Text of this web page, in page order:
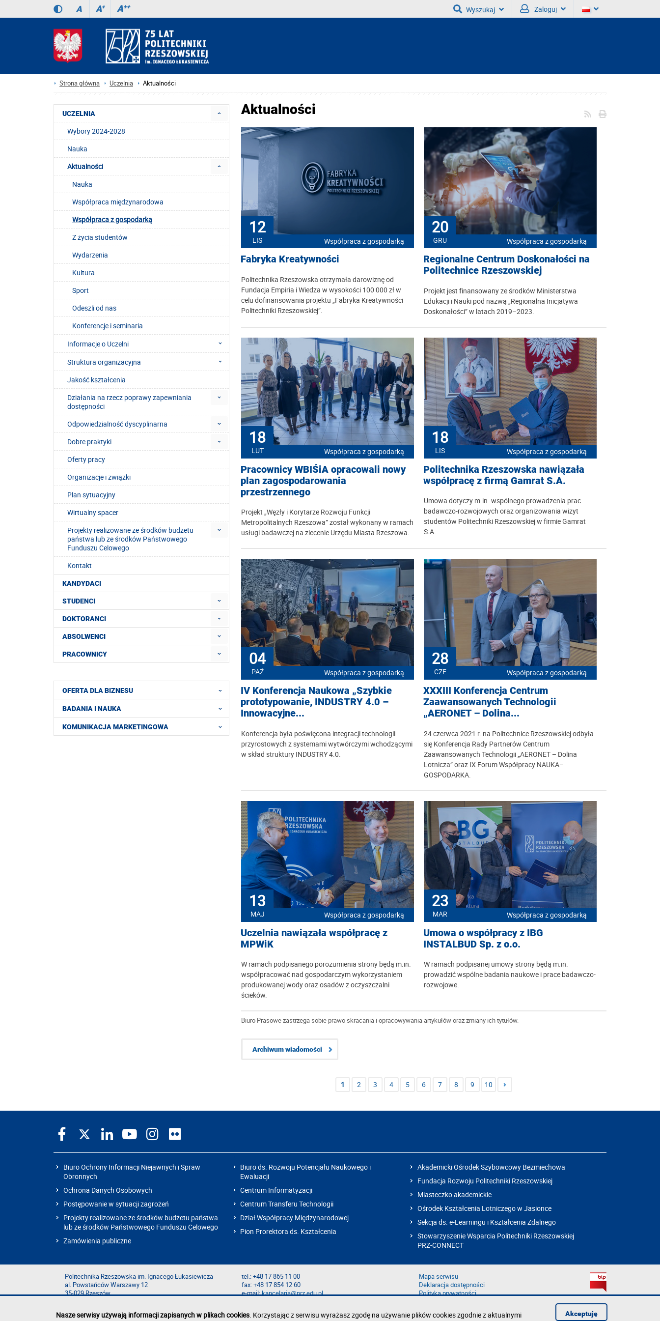
A A+ A++ Wyszukaj Zaloguj
Strona główna Uczelnia Aktualności
Aktualności
12
LIS Współpraca z gospodarką
Fabryka Kreatywności
Politechnika Rzeszowska otrzymała darowiznę od
Fundacja Empiria i Wiedza w wysokości 100 000 zł w
celu dofinansowania projektu „Fabryka Kreatywności
Politechniki Rzeszowskiej”.
20
GRU Współpraca z gospodarką
Regionalne Centrum Doskonałości na
Politechnice Rzeszowskiej
Projekt jest finansowany ze środków Ministerstwa
Edukacji i Nauki pod nazwą „Regionalna Inicjatywa
Doskonałości” w latach 2019–2023.
18
LUT Współpraca z gospodarką
Pracownicy WBIŚiA opracowali nowy
plan zagospodarowania
przestrzennego
Projekt „Węzły i Korytarze Rozwoju Funkcji
Metropolitalnych Rzeszowa” został wykonany w ramach
usługi badawczej na zlecenie Urzędu Miasta Rzeszowa.
18
LIS Współpraca z gospodarką
Politechnika Rzeszowska nawiązała
współpracę z firmą Gamrat S.A.
Umowa dotyczy m.in. wspólnego prowadzenia prac
badawczo-rozwojowych oraz organizowania wizyt
studentów Politechniki Rzeszowskiej w firmie Gamrat
S.A.
04
PAŹ Współpraca z gospodarką
IV Konferencja Naukowa „Szybkie
prototypowanie, INDUSTRY 4.0 –
Innowacyjne...
Konferencja była poświęcona integracji technologii
przyrostowych z systemami wytwórczymi wchodzącymi
w skład struktury INDUSTRY 4.0.
28
CZE Współpraca z gospodarką
XXXIII Konferencja Centrum
Zaawansowanych Technologii
„AERONET – Dolina...
24 czerwca 2021 r. na Politechnice Rzeszowskiej odbyła
się Konferencja Rady Partnerów Centrum
Zaawansowanych Technologii „AERONET – Dolina
Lotnicza” oraz IX Forum Współpracy NAUKA–
GOSPODARKA.
13
MAJ Współpraca z gospodarką
Uczelnia nawiązała współpracę z
MPWiK
W ramach podpisanego porozumienia strony będą m.in.
współpracować nad gospodarczym wykorzystaniem
produkowanej wody oraz osadów z oczyszczalni
ścieków.
23
MAR Współpraca z gospodarką
Umowa o współpracy z IBG
INSTALBUD Sp. z o.o.
W ramach podpisanej umowy strony będą m.in.
prowadzić wspólne badania naukowe i prace badawczo-
rozwojowe.
Biuro Prasowe zastrzega sobie prawo skracania i opracowywania artykułów oraz zmiany ich tytułów.
Archiwum wiadomości
1 2 3 4 5 6 7 8 9 10
UCZELNIA
Wybory 2024-2028
Nauka
Aktualności
Nauka
Współpraca międzynarodowa
Współpraca z gospodarką
Z życia studentów
Wydarzenia
Kultura
Sport
Odeszli od nas
Konferencje i seminaria
Informacje o Uczelni
Struktura organizacyjna
Jakość kształcenia
Działania na rzecz poprawy zapewniania
dostępności
Odpowiedzialność dyscyplinarna
Dobre praktyki
Oferty pracy
Organizacje i związki
Plan sytuacyjny
Wirtualny spacer
Projekty realizowane ze środków budżetu
państwa lub ze środków Państwowego
Funduszu Celowego
Kontakt
KANDYDACI
STUDENCI
DOKTORANCI
ABSOLWENCI
PRACOWNICY
OFERTA DLA BIZNESU
BADANIA I NAUKA
KOMUNIKACJA MARKETINGOWA
Biuro Ochrony Informacji Niejawnych i Spraw
Obronnych
Ochrona Danych Osobowych
Postępowanie w sytuacji zagrożeń
Projekty realizowane ze środków budżetu państwa
lub ze środków Państwowego Funduszu Celowego
Zamówienia publiczne
Biuro ds. Rozwoju Potencjału Naukowego i
Ewaluacji
Centrum Informatyzacji
Centrum Transferu Technologii
Dział Współpracy Międzynarodowej
Pion Prorektora ds. Kształcenia
Akademicki Ośrodek Szybowcowy Bezmiechowa
Fundacja Rozwoju Politechniki Rzeszowskiej
Miasteczko akademickie
Ośrodek Kształcenia Lotniczego w Jasionce
Sekcja ds. e-Learningu i Kształcenia Zdalnego
Stowarzyszenie Wsparcia Politechniki Rzeszowskiej
PRZ-CONNECT
Politechnika Rzeszowska im. Ignacego Łukasiewicza
al. Powstańców Warszawy 12
35-029 Rzeszów
tel.: +48 17 865 11 00
fax: +48 17 854 12 60
e-mail:kancelaria@prz.edu.pl
Mapa serwisu
Deklaracja dostępności
Polityka prywatności
Nasze serwisy używają informacji zapisanych w plikach cookies. Korzystając z serwisu wyrażasz zgodę na używanie plików cookies zgodnie z aktualnymi
Akceptuję